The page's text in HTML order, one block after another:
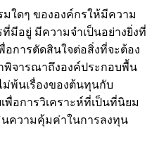
ใดๆ ขององค์กรให้มีความ
มีอยู่ มีความจำเป็นอย่างยิ่งที่
การตัดสินใจต่อสิ่งที่จะต้อง
พิจารณาถึงองค์ประกอบพื้น
ม่พ้นเรื่องของต้นทุนกับ
พื่อการวิเคราะห์ที่เป็นที่นิยม
นความคุ้มค่าในการลงทุน